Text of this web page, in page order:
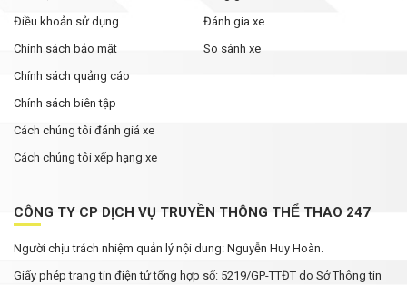
Điều khoản sử dụng
Chính sách bảo mật
Chính sách quảng cáo
Chính sách biên tập
Cách chúng tôi đánh giá xe
Cách chúng tôi xếp hạng xe
Đánh gia xe
So sánh xe
CÔNG TY CP DỊCH VỤ TRUYỀN THÔNG THỂ THAO 247
Người chịu trách nhiệm quản lý nội dung: Nguyễn Huy Hoàn.
Giấy phép trang tin điện tử tổng hợp số: 5219/GP-TTĐT do Sở Thông tin